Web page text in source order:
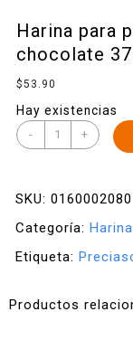
Harina para
chocolate
$53.90
Hay existencias
- +
SKU:
Categoría:
Etiqueta:
Productos